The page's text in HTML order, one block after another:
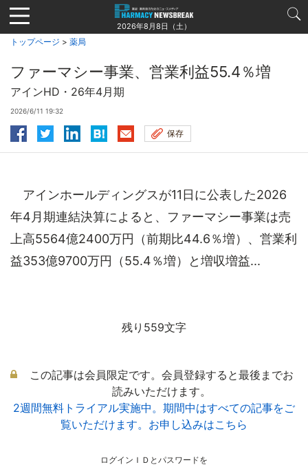
Jump
to
navigation
2026年8月8日（土）
トップページ > 薬局
ファーマシー事業、営業利益55.4％増
アインHD・26年4月期
2026/6/11 19:32
保存
アインホールディングスが11日に公表した2026
年4月期連結決算によると、ファーマシー事業は売
上高5564億2400万円（前期比44.6％増）、営業利
益353億9700万円（55.4％増）と増収増益...
残り559文字
この記事は会員限定です。会員登録すると最後までお
読みいただけます。
2週間無料トライアル実施中。期間中はすべての記事をご
覧いただけます。お申し込みはこちら
ログインＩＤとパスワードを